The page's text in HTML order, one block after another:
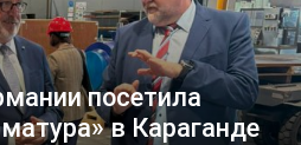
посетила
в Караганде